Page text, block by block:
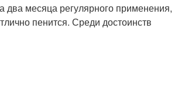
два месяца регулярного применения,
пенится. Среди достоинств